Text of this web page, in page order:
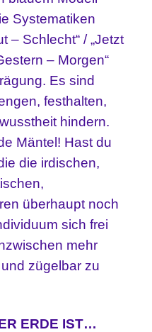
Systematiken
– Schlecht“ / „Jetzt
– Morgen“
Es sind
festhalten,
hindern.
Mäntel! Hast du
die irdischen,
überhaupt noch
sich frei
mehr
zügelbar zu
ERDE IST…